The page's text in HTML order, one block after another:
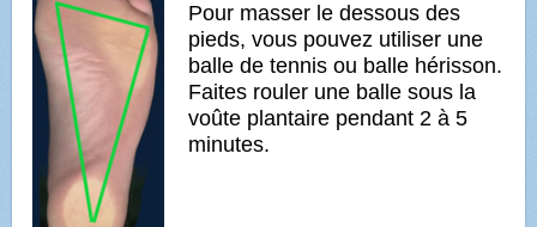
Pour masser le dessous des
pieds, vous pouvez utiliser une
balle de tennis ou balle hérisson.
Faites rouler une balle sous la
voûte plantaire pendant 2 à 5
minutes.